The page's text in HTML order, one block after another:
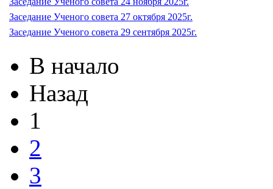
Заседание Ученого совета 27 октября 2025г.
Заседание Ученого совета 29 сентября 2025г.
В начало
Назад
1
2
3